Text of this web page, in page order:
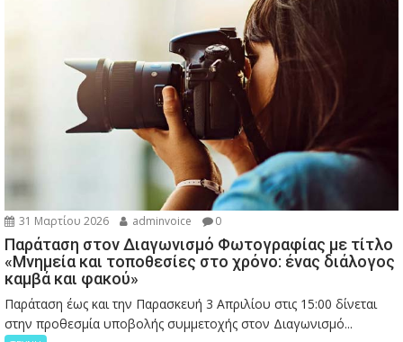
31 Μαρτίου 2026 adminvoice 0
Παράταση στον Διαγωνισμό Φωτογραφίας με τίτλο
«Μνημεία και τοποθεσίες στο χρόνο: ένας διάλογος
καμβά και φακού»
Παράταση έως και την Παρασκευή 3 Απριλίου στις 15:00 δίνεται
στην προθεσμία υποβολής συμμετοχής στον Διαγωνισμό...